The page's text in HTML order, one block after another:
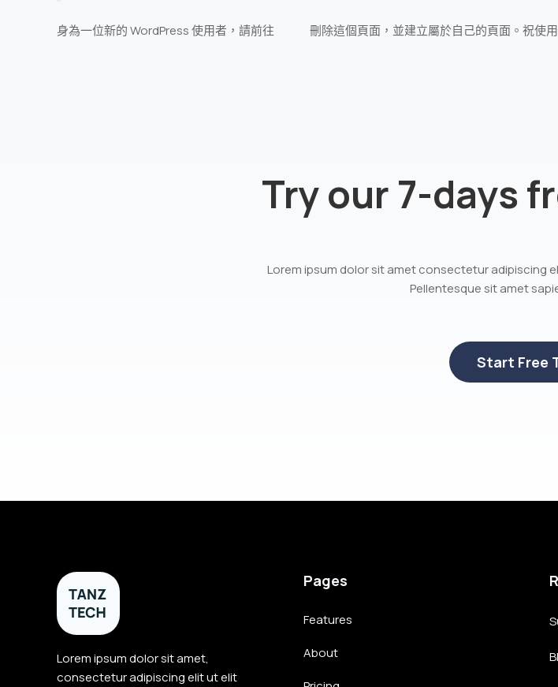
身為一位新的 WordPress 使用者，請前往 刪除這個頁面，並建立屬於自己的頁面。祝使用
Try our 7-days
Lorem ipsum dolor sit amet consectetur adipiscing
Pellentesque sit amet
Start Free
Lorem ipsum dolor sit amet,
consectetur adipiscing elit ut elit
Pages
Features
About